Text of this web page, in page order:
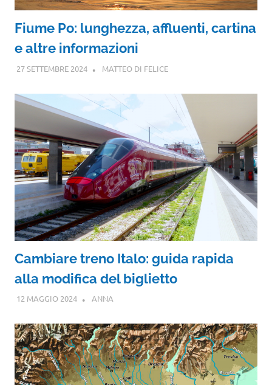
Fiume Po: lunghezza, affluenti, cartina
e altre informazioni
27 SETTEMBRE 2024 MATTEO DI FELICE
Cambiare treno Italo: guida rapida
alla modifica del biglietto
12 MAGGIO 2024 ANNA